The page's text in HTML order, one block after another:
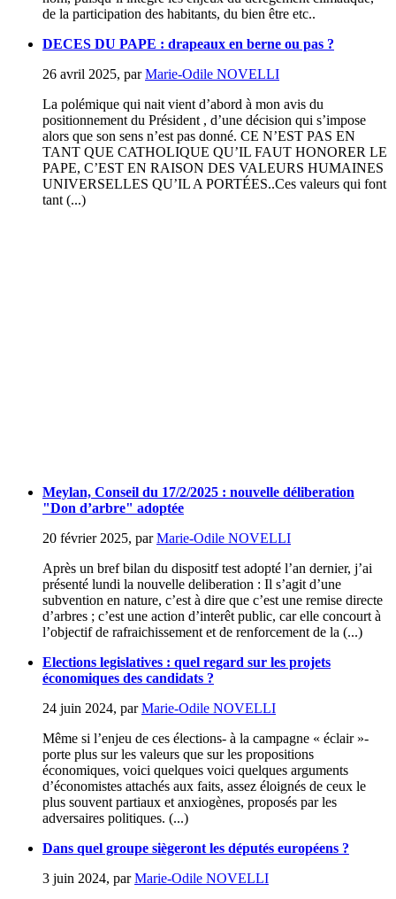
de la participation des habitants, du bien être etc..
DECES DU PAPE : drapeaux en berne ou pas ?
26 avril 2025, parMarie-Odile NOVELLI
La polémique qui nait vient d’abord à mon avis du
positionnement du Président , d’une décision qui s’impose
alors que son sens n’est pas donné. CE N’EST PAS EN
TANT QUE CATHOLIQUE QU’IL FAUT HONORER LE
PAPE, C’EST EN RAISON DES VALEURS HUMAINES
UNIVERSELLES QU’IL A PORTÉES..Ces valeurs qui font
tant (...)
Meylan, Conseil du 17/2/2025 : nouvelle déliberation
"Don d’arbre" adoptée
20 février 2025, parMarie-Odile NOVELLI
Après un bref bilan du dispositf test adopté l’an dernier, j’ai
présenté lundi la nouvelle deliberation : Il s’agit d’une
subvention en nature, c’est à dire que c’est une remise directe
d’arbres ; c’est une action d’interêt public, car elle concourt à
l’objectif de rafraichissement et de renforcement de la (...)
Elections legislatives : quel regard sur les projets
économiques des candidats ?
24 juin 2024, parMarie-Odile NOVELLI
Même si l’enjeu de ces élections- à la campagne « éclair »-
porte plus sur les valeurs que sur les propositions
économiques, voici quelques voici quelques arguments
d’économistes attachés aux faits, assez éloignés de ceux le
plus souvent partiaux et anxiogènes, proposés par les
adversaires politiques. (...)
Dans quel groupe siègeront les députés européens ?
3 juin 2024, parMarie-Odile NOVELLI